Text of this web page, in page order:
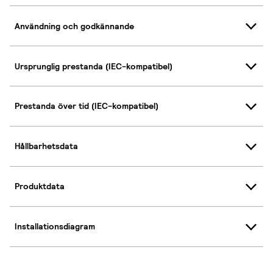
Användning och godkännande
Ursprunglig prestanda (IEC-kompatibel)
Prestanda över tid (IEC-kompatibel)
Hållbarhetsdata
Produktdata
Installationsdiagram